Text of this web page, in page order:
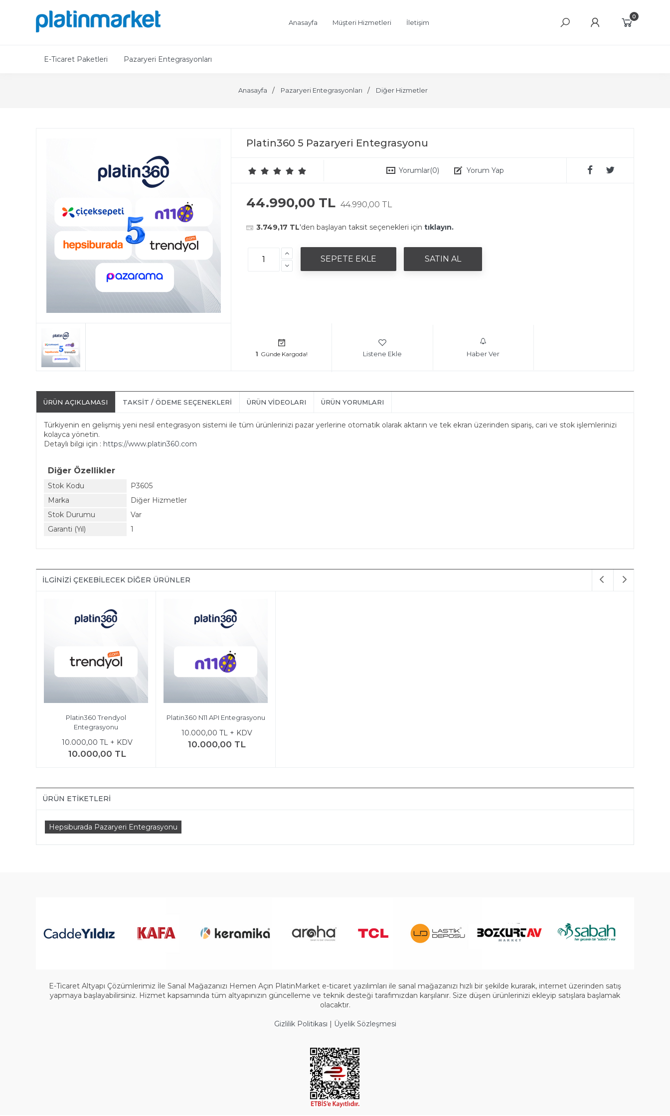
Anasayfa Müşteri Hizmetleri İletişim
0
E-Ticaret Paketleri Pazaryeri Entegrasyonları
Anasayfa Pazaryeri Entegrasyonları Diğer Hizmetler
Platin360 5 Pazaryeri Entegrasyonu
Yorumlar(0) Yorum Yap
44.990,00 TL 44.990,00 TL
3.749,17 TL'den başlayan taksit seçenekleri için tıklayın.
1 Listene Ekle Haber Ver
ÜRÜN AÇIKLAMASI TAKSIT / ÖDEME SEÇENEKLERI ÜRÜN VIDEOLARI ÜRÜN YORUMLARI
Türkiyenin en gelişmiş yeni nesil entegrasyon sistemi ile tüm ürünlerinizi pazar yerlerine otomatik olarak aktarın ve tek ekran üzerinden sipariş, cari ve stok işlemlerinizi
kolayca yönetin.
Detaylı bilgi için : https://www.platin360.com
Diğer Özellikler
Stok Kodu
P3605
Marka
Diğer Hizmetler
Stok Durumu
Var
Garanti (Yıl)
1
İLGINIZI ÇEKEBILECEK DIĞER ÜRÜNLER
Platin360 Trendyol
Entegrasyonu
10.000,00 TL + KDV
10.000,00 TL
Platin360 N11 API Entegrasyonu
10.000,00 TL + KDV
10.000,00 TL
ÜRÜN ETIKETLERI
Hepsiburada Pazaryeri Entegrasyonu
E-Ticaret Altyapı Çözümlerimiz İle Sanal Mağazanızı Hemen Açın PlatinMarket e-ticaret yazılımları ile sanal mağazanızı hızlı bir şekilde kurarak, internet üzerinden satış
yapmaya başlayabilirsiniz. Hizmet kapsamında tüm altyapınızın güncelleme ve teknik desteği tarafımızdan karşılanır. Size düşen ürünlerinizi ekleyip satışlara başlamak
olacaktır.
Gizlilik Politikası | Üyelik Sözleşmesi